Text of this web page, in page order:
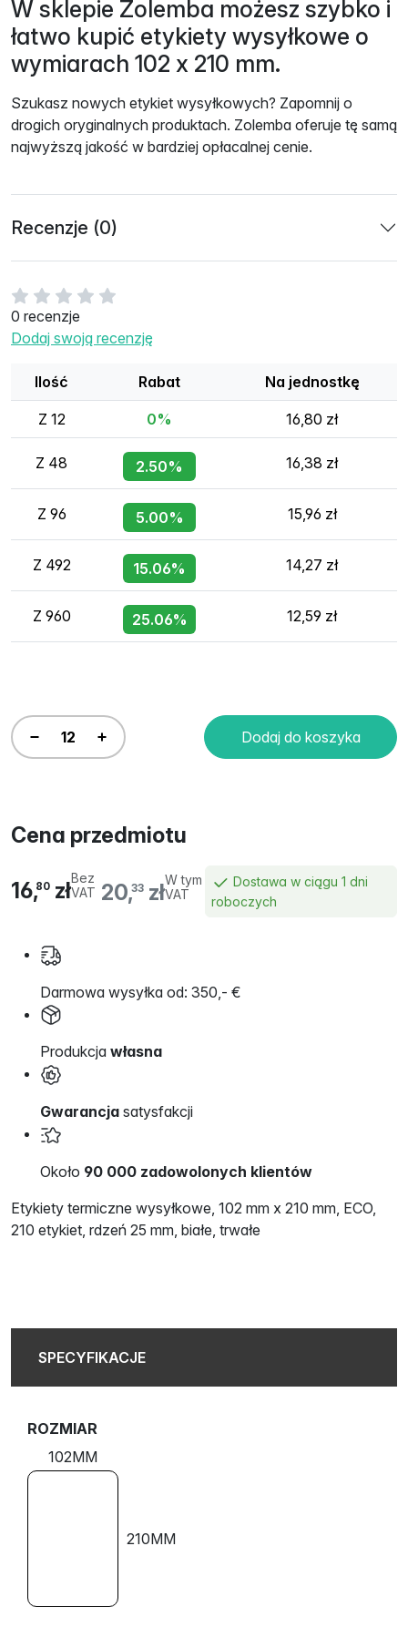
0 recenzje
Dodaj swoją recenzję
Ilość Rabat Na jednostkę
Z 12 0% 16,80 zł
Z 48 2.50% 16,38 zł
Z 96 5.00% 15,96 zł
Z 492 15.06% 14,27 zł
Z 960 25.06% 12,59 zł
Dodaj do koszyka
Cena przedmiotu
20,33złW tym
VAT
16,80 złBez
VAT
Dostawa w ciągu 1 dni
roboczych
Darmowa wysyłka od: 350,- €
Produkcja własna
Gwarancja satysfakcji
Około 90 000 zadowolonych klientów
Etykiety termiczne wysyłkowe, 102 mm x 210 mm, ECO,
210 etykiet, rdzeń 25 mm, białe, trwałe
W sklepie Zolemba możesz szybko i
łatwo kupić etykiety wysyłkowe o
wymiarach 102 x 210 mm.
Szukasz nowych etykiet wysyłkowych? Zapomnij o
drogich oryginalnych produktach. Zolemba oferuje tę samą
najwyższą jakość w bardziej opłacalnej cenie.
Recenzje (0)
SPECYFIKACJE
ROZMIAR
102MM
210MM